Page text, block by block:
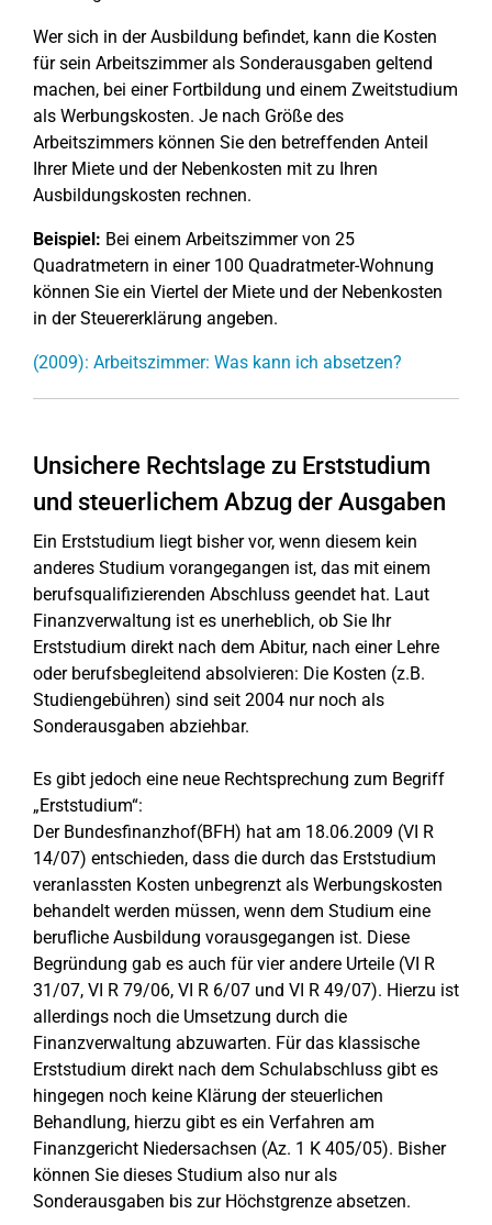
Wer sich in der Ausbildung befindet, kann die Kosten
für sein Arbeitszimmer als Sonderausgaben geltend
machen, bei einer Fortbildung und einem Zweitstudium
als Werbungskosten. Je nach Größe des
Arbeitszimmers können Sie den betreffenden Anteil
Ihrer Miete und der Nebenkosten mit zu Ihren
Ausbildungskosten rechnen.
Beispiel: Bei einem Arbeitszimmer von 25
Quadratmetern in einer 100 Quadratmeter-Wohnung
können Sie ein Viertel der Miete und der Nebenkosten
in der Steuererklärung angeben.
(2009): Arbeitszimmer: Was kann ich absetzen?
Unsichere Rechtslage zu Erststudium
und steuerlichem Abzug der Ausgaben
Ein Erststudium liegt bisher vor, wenn diesem kein
anderes Studium vorangegangen ist, das mit einem
berufsqualifizierenden Abschluss geendet hat. Laut
Finanzverwaltung ist es unerheblich, ob Sie Ihr
Erststudium direkt nach dem Abitur, nach einer Lehre
oder berufsbegleitend absolvieren: Die Kosten (z.B.
Studiengebühren) sind seit 2004 nur noch als
Sonderausgaben abziehbar.
Es gibt jedoch eine neue Rechtsprechung zum Begriff
„Erststudium“:
Der Bundesfinanzhof(BFH) hat am 18.06.2009 (VI R
14/07) entschieden, dass die durch das Erststudium
veranlassten Kosten unbegrenzt als Werbungskosten
behandelt werden müssen, wenn dem Studium eine
berufliche Ausbildung vorausgegangen ist. Diese
Begründung gab es auch für vier andere Urteile (VI R
31/07, VI R 79/06, VI R 6/07 und VI R 49/07). Hierzu ist
allerdings noch die Umsetzung durch die
Finanzverwaltung abzuwarten. Für das klassische
Erststudium direkt nach dem Schulabschluss gibt es
hingegen noch keine Klärung der steuerlichen
Behandlung, hierzu gibt es ein Verfahren am
Finanzgericht Niedersachsen (Az. 1 K 405/05). Bisher
können Sie dieses Studium also nur als
Sonderausgaben bis zur Höchstgrenze absetzen.